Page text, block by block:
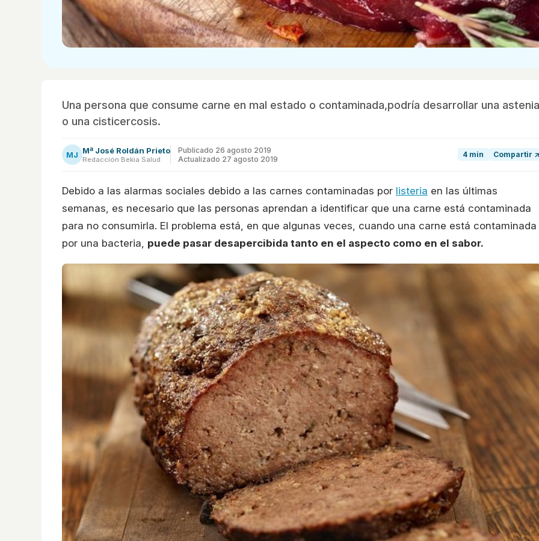
Una persona que consume carne en mal estado o contaminada,podría desarrollar una astenia
o una cisticercosis.
MJ Mª José Roldán Prieto
Redacción Bekia Salud
Publicado 26 agosto 2019
Actualizado 27 agosto 2019
4 min Compartir ↗
Debido a las alarmas sociales debido a las carnes contaminadas por listeria en las últimas
semanas, es necesario que las personas aprendan a identificar que una carne está contaminada
para no consumirla. El problema está, en que algunas veces, cuando una carne está contaminada
por una bacteria, puede pasar desapercibida tanto en el aspecto como en el sabor.